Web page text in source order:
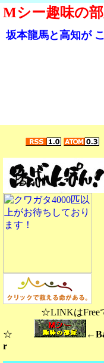
Mシー趣味の
坂本龍馬と高知が
☆LINKはFree
☆
r